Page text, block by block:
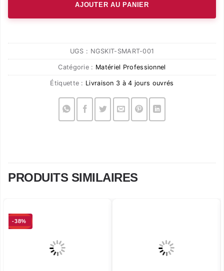
AJOUTER AU PANIER
UGS : NGSKIT-SMART-001
Catégorie : Matériel Professionnel
Étiquette : Livraison 3 à 4 jours ouvrés
PRODUITS SIMILAIRES
-38%